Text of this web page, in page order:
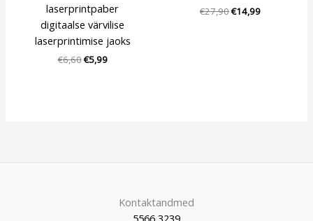
laserprintpaber
digitaalse värvilise
laserprintimise jaoks
€6,60€5,99
€27,90€14,99
Kontaktandmed